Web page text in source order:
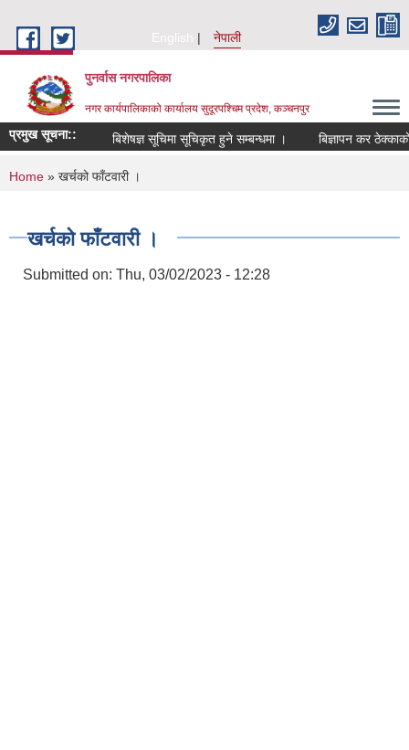
English
नेपाली
पुनर्वास नगरपालिका
नगर कार्यपालिकाको कार्यालय सुदूरपश्चिम प्रदेश, कञ्चनपुर
प्रमुख सूचना:: बिशेषज्ञ सूचिमा सूचिकृत हुने सम्बन्धमा । बिज्ञापन कर
You are here
Home » खर्चको फाँटवारी ।
खर्चको फाँटवारी ।
Submitted on: Thu, 03/02/2023 - 12:28